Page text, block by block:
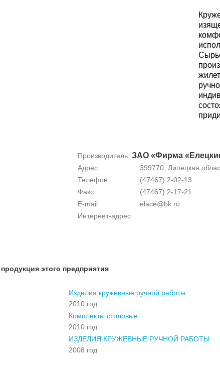
Производитель: ЗАО «Фирма
Адрес
399770, Липецкая
Телефон
(47467) 2-02-13
Факс
(47467) 2-17-21
E-mail
elace@bk.ru
Интернет-адрес
этого предприятия
Изделия кружевные ручной работы
2010 год
Комплекты столовые
2010 год
ИЗДЕЛИЯ КРУЖЕВНЫЕ РУЧНОЙ РАБОТЫ
2008 год